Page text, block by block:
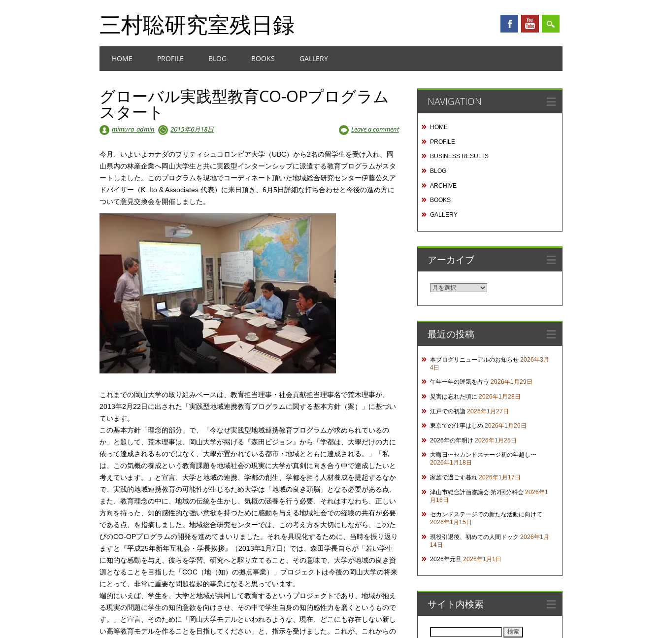
三村聡研究室残日録
Main menu
HOME PROFILE BLOG BOOKS GALLERY
グローバル実践型教育CO-OPプログラム
スタート
mimura_admin 2015年6月18日 Leave a comment
今月、いよいよカナダのブリティシュコロンビア大学（UBC）から2名の留学生を受け入れ、岡
山県内の林産企業へ岡山大学生と共に実践型インターンシップに派遣する教育プログラムがスタ
ートしました。このプログラムを現地でコーディネート頂いた地域総合研究センター伊藤公久ア
ドバイザー（K. Ito & Associates 代表）に来日頂き、6月5日詳細な打ち合わせと今後の進め方に
ついて意見交換会を開催しました。
これまでの岡山大学の取り組みベースは、教育担当理事・社会貢献担当理事名で荒木理事が、
2013年2月22日に出された「実践型地域連携教育プログラムに関する基本方針（案）」に基づい
ています。
この基本方針「理念的部分」で、「今なぜ実践型地域連携教育プログラムが求められているの
か」と題して、荒木理事は、岡山大学が掲げる『森田ビジョン』から「学都は、大學だけの力に
依って達成されるものではなく、大學が置かれている都市・地域とともに達成される。」「私
は、この気概の養成という教育課題を地域社会の現実に大学が真剣に向き合う中で達成したいと
考えています。」と宣言、大学と地域の連携、学都の創生、学都を担う人材養成を提起するなか
で、実践的地域連携教育の可能性が生じるため大学は「地域の良き頭脳」となる必要がある点、
また、教育理念の中に、地域の伝統を生かし、気概の涵養を行う必要、それはすなわち、正しい
方向を持った、知的感性的な強い意欲を持つために感動を与える地域社会での経験の共有が必要
である点、を指摘しました。地域総合研究センターでは、この考え方を大切にしながら、このた
びのCO-OPプログラムの開発を進めてまいりました。それを具現化するために、当時を振り返り
ますと『平成25年新年互礼会・学長挨拶』（2013年1月7日）では、森田学長自らが「若い学生
に知的な感動を与え、彼らを学習、研究へと駆り立てること、その意味で、大学が地域の良き資
源となることを目指した「COC（地（知）の拠点事業）」プロジェクトは今後の岡山大学の将来
にとって、非常に重要な問題提起的事業になると思っています。
端的にいえば、学生を、大学と地域が共同して教育するというプロジェクトであり、地域が抱え
る現実の問題に学生の知的意欲を向けさせ、その中で学生自身の知的感性力を磨くというもので
す。」と宣言、そのために「岡山大学モデルといわれるような、現在、どこにも存在しない新し
い高等教育モデルを作ることを目指してください」と、指示を受けました。これが、これからの
NAVIGATION
HOME
PROFILE
BUSINESS RESULTS
BLOG
ARCHIVE
BOOKS
GALLERY
アーカイブ
ア
イ
ブ
最近の投稿
本ブログリニューアルのお知らせ 2026年3月
4日
午年一年の運気を占う 2026年1月29日
災害は忘れた頃に 2026年1月28日
江戸での初詣 2026年1月27日
東京での仕事はじめ 2026年1月26日
2026年の年明け 2026年1月25日
大晦日〜セカンドステージ初の年越し〜
2026年1月18日
家族で過ごす暮れ 2026年1月17日
津山市総合計画審議会 第2回分科会 2026年1
月16日
セカンドステージでの新たな活動に向けて
2026年1月15日
現役引退後、初めての人間ドック 2026年1月
14日
2026年元旦 2026年1月1日
サイト内検索